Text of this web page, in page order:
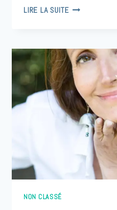
LIRE LA SUITE5
BIJOU
À
UN
ARTISAN
LOCAL
NON CLASSÉ